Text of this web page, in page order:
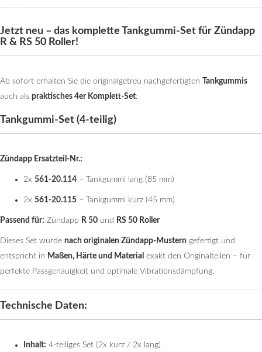
Jetzt neu – das komplette Tankgummi-Set für Zündapp
R & RS 50 Roller!
Ab sofort erhalten Sie die originalgetreu nachgefertigten Tankgummis
auch als praktisches 4er Komplett-Set:
Tankgummi-Set (4-teilig)
Zündapp Ersatzteil-Nr.:
2x 561-20.114 – Tankgummi lang (85 mm)
2x 561-20.115 – Tankgummi kurz (45 mm)
Passend für: Zündapp R 50 und RS 50 Roller
Dieses Set wurde nach originalen Zündapp-Mustern gefertigt und
entspricht in Maßen, Härte und Material exakt den Originalteilen – für
perfekte Passgenauigkeit und optimale Vibrationsdämpfung.
Technische Daten:
Inhalt: 4-teiliges Set (2x kurz / 2x lang)